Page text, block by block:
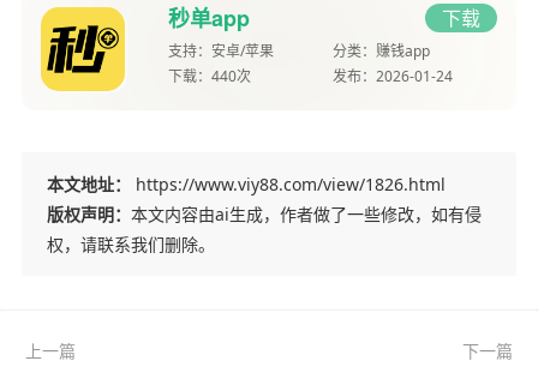
秒单app 下载
支持： 安卓/苹果 分类： 赚钱app
下载： 440次 发布： 2026-01-24
本文地址：
https://www.viy88.com/view/1826.html
版权声明： 本文内容由ai生成，作者做了一些修改，如有侵
权，请联系我们删除。
上一篇 下一篇